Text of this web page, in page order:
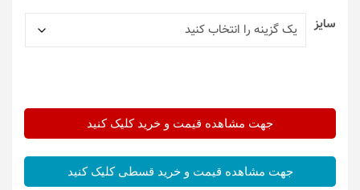
سایز
جهت مشاهده قیمت و خرید کلیک کنید
جهت مشاهده قیمت و خرید قسطی کلیک کنید